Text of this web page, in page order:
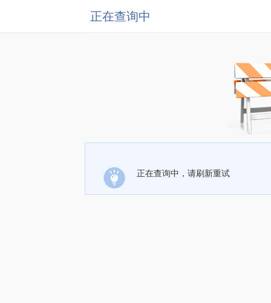
正在查询中
正在查询中，请刷新重试